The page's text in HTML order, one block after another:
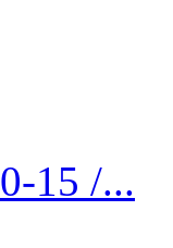
15 /...